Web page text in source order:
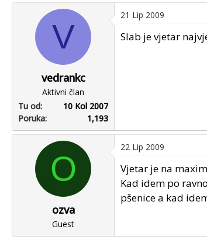
V
vedrankc
Aktivni član
Tu od
10 Kol 2007
Poruka
1,193
21 Lip 2009
Slab je vjetar
O
ozva
Guest
22 Lip 2009
Vjetar je na
Kad idem po
pšenice a kad